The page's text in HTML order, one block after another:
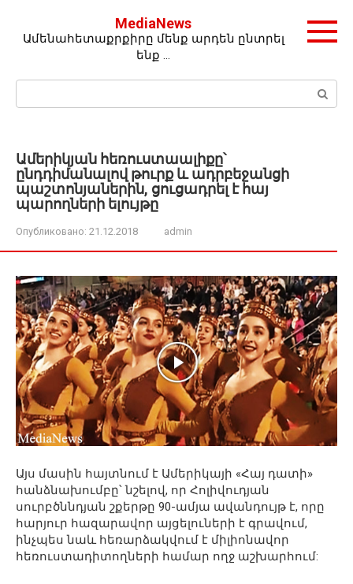
контенту
MediaNews
Ամենահետաքրքիրը մենք արդեն ընտրել
ենք …
Поиск:
Ամերիկյան հեռուստաալիքը՝
ընդդիմանալով թուրք և ադրբեջանցի
պաշտոնյաներին, ցուցադրել է հայ
պարողների ելույթը
Опубликовано: 21.12.2018 admin
Այս մասին հայտնում է Ամերիկայի «Հայ դատի»
հանձնախումբը՝ նշելով, որ Հոլիվուդյան
սուրբծննդյան շքերթը 90-ամյա ավանդույթ է, որը
հարյուր հազարավոր այցելուների է գրավում,
ինչպես նաև հեռարձակվում է միլիոնավոր
հեռուստադիտողների համար ողջ աշխարհում: